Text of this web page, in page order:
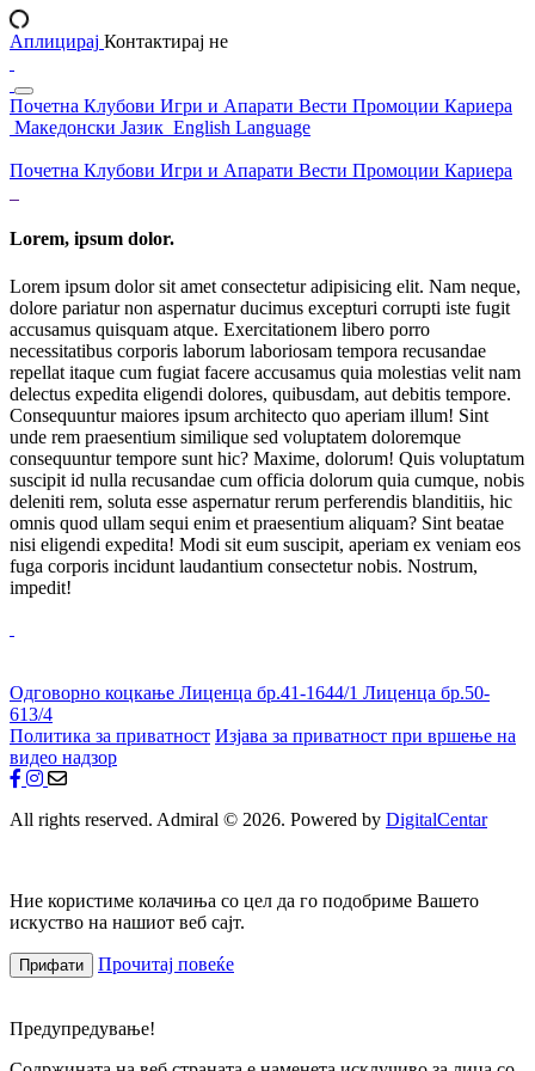
Аплицирај Контактирај не
Почетна Клубови Игри и Апарати Вести Промоции Кариера
Македонски Јазик English Language
Почетна Клубови Игри и Апарати Вести Промоции Кариера
Lorem, ipsum dolor.
Lorem ipsum dolor sit amet consectetur adipisicing elit. Nam neque,
dolore pariatur non aspernatur ducimus excepturi corrupti iste fugit
accusamus quisquam atque. Exercitationem libero porro
necessitatibus corporis laborum laboriosam tempora recusandae
repellat itaque cum fugiat facere accusamus quia molestias velit nam
delectus expedita eligendi dolores, quibusdam, aut debitis tempore.
Consequuntur maiores ipsum architecto quo aperiam illum! Sint
unde rem praesentium similique sed voluptatem doloremque
consequuntur tempore sunt hic? Maxime, dolorum! Quis voluptatum
suscipit id nulla recusandae cum officia dolorum quia cumque, nobis
deleniti rem, soluta esse aspernatur rerum perferendis blanditiis, hic
omnis quod ullam sequi enim et praesentium aliquam? Sint beatae
nisi eligendi expedita! Modi sit eum suscipit, aperiam ex veniam eos
fuga corporis incidunt laudantium consectetur nobis. Nostrum,
impedit!
Одговорно коцкање Лиценца бр.41-1644/1 Лиценца бр.50-
613/4
Политика за приватност Изјава за приватност при вршење на
видео надзор
All rights reserved. Admiral © 2026. Powered by DigitalCentar
Ние користиме колачиња со цел да го подобриме Вашето
искуство на нашиот веб сајт.
Прифати Прочитај повеќе
Предупредување!